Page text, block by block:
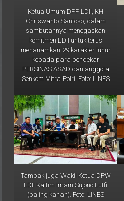
Ketua Umum DPP LDII, KH
Chriswanto Santoso, dalam
sambutannya menegaskan
komitmen LDII untuk terus
menanamkan 29 karakter luhur
kepada para pendekar
PERSINAS ASAD dan anggota
Senkom Mitra Polri. Foto: LINES
Tampak juga Wakil Ketua DPW
LDII Kaltim Imam Sujono Lutfi
(paling kanan). Foto: LINES